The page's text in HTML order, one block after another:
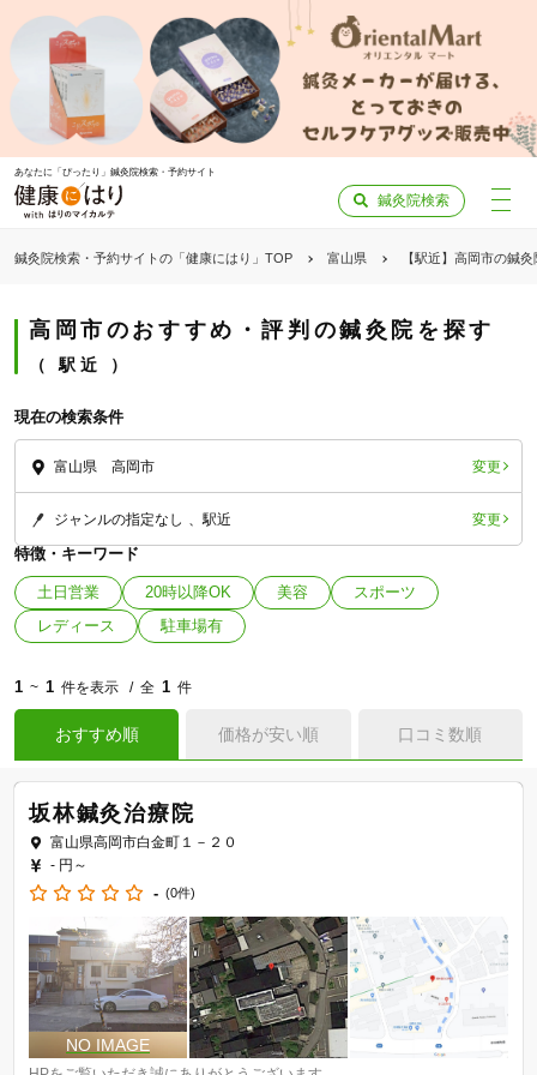
あなたに「ぴったり」鍼灸院検索・予約サイト
鍼灸院検索
鍼灸院検索・予約サイトの「健康にはり」TOP 富山県 【駅近】高岡市の鍼
高岡市のおすすめ・評判の鍼灸院を探す
駅近
現在の検索条件
富山県 高岡市 変更
ジャンルの指定なし 駅近 変更
特徴・キーワード
土日営業 20時以降OK 美容
スポーツ
レディース
駐車場有
1 ~ 1 件を表示 全 1 件
おすすめ順 価格が安い順 口コミ数順
坂林鍼灸治療院
富山県高岡市白金町１－２０
- 円～
- (0件)
「健康にはりを見た」